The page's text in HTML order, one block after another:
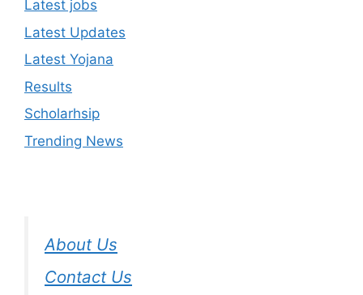
Latest jobs
Latest Updates
Latest Yojana
Results
Scholarhsip
Trending News
About Us
Contact Us